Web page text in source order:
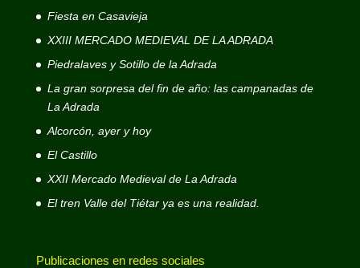
Fiesta en Casavieja
XXIII MERCADO MEDIEVAL DE LA ADRADA
Piedralaves y Sotillo de la Adrada
La gran sorpresa del fin de año: las campanadas de
La Adrada
Alcorcón, ayer y hoy
El Castillo
XXII Mercado Medieval de La Adrada
El tren Valle del Tiétar ya es una realidad.
Publicaciones en redes sociales